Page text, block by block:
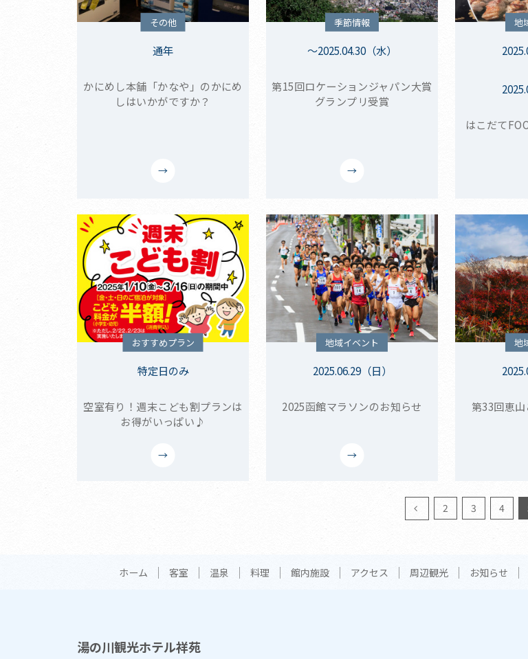
その他
通年
かにめし本舗「かなや」のかにめ
しはいかがですか？
季節情報
～2025.04.30（水）
第15回ロケーションジャパン大賞
グランプリ受賞
地
はこだて
おすすめプラン
特定日のみ
空室有り！週末こども割プランは
お得がいっぱい♪
地域イベント
2025.06.29（日）
2025函館マラソンのお知らせ
地
第33回恵
2 3 4
ホーム 客室 温泉 料理 館内施設 アクセス 周辺観光 お知らせ
湯の川観光ホテル祥苑